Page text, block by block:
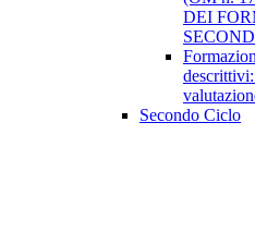
DEI
Secondo Ciclo